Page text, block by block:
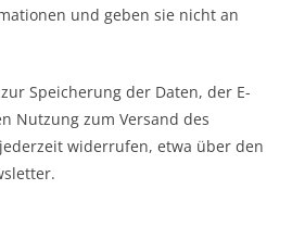
und geben sie nicht an
Speicherung der Daten, der E-
Nutzung zum Versand des
widerrufen, etwa über den